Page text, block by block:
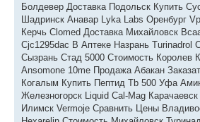
Болдевер Доставка Подольск Купить
Шадринск Анавар Lyka Labs Оренбург
Керчь Clomed Доставка Михайловск
Cjc1295dac В Аптеке Назрань Turinadrol
Сызрань Стад 5000 Стоимость Королев
Ansomone 10me Продажа Абакан
Когалым Купить Пептид Tb 500 Уфа
Железногорск Liquid Cal-Mag
Илимск Vermoje Сравнить Цены